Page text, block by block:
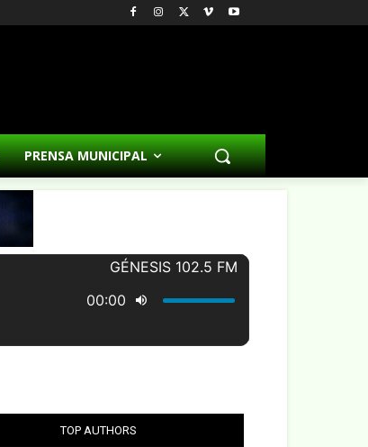
PRENSA MUNICIPAL
TOP AUTHORS